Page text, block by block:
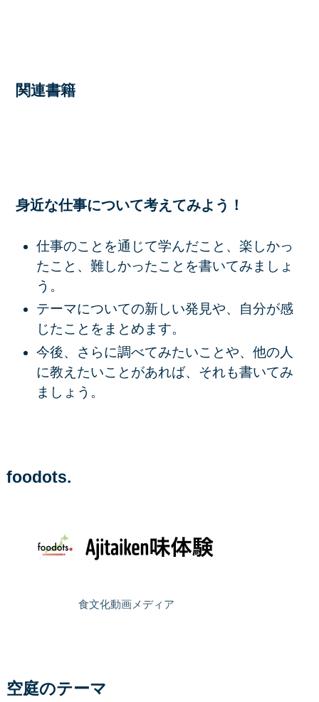
関連書籍
身近な仕事について考えてみよう！
仕事のことを通じて学んだこと、楽しかっ
たこと、難しかったことを書いてみましょ
う。
テーマについての新しい発見や、自分が感
じたことをまとめます。
今後、さらに調べてみたいことや、他の人
に教えたいことがあれば、それも書いてみ
ましょう。
foodots.
食文化動画メディア
空庭のテーマ